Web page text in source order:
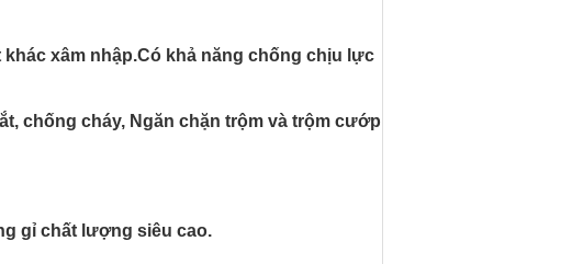
xâm nhập.Có khả năng chống chịu lực
chống cháy, Ngăn chặn trộm và trộm cướp
gỉ chất lượng siêu cao.